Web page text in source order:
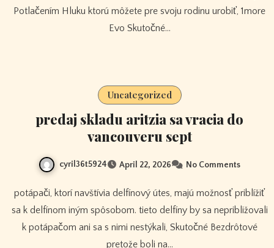
Potlačením Hluku ktorú môžete pre svoju rodinu urobiť, 1more
Evo Skutočné…
Uncategorized
predaj skladu aritzia sa vracia do
vancouveru sept
cyril36t5924 April 22, 2026 No Comments
potápači, ktorí navštívia delfínový útes, majú možnosť priblížiť
sa k delfínom iným spôsobom. tieto delfíny by sa nepribližovali
k potápačom ani sa s nimi nestýkali, Skutočné Bezdrôtové
pretože boli na…